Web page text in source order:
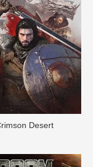
Desert